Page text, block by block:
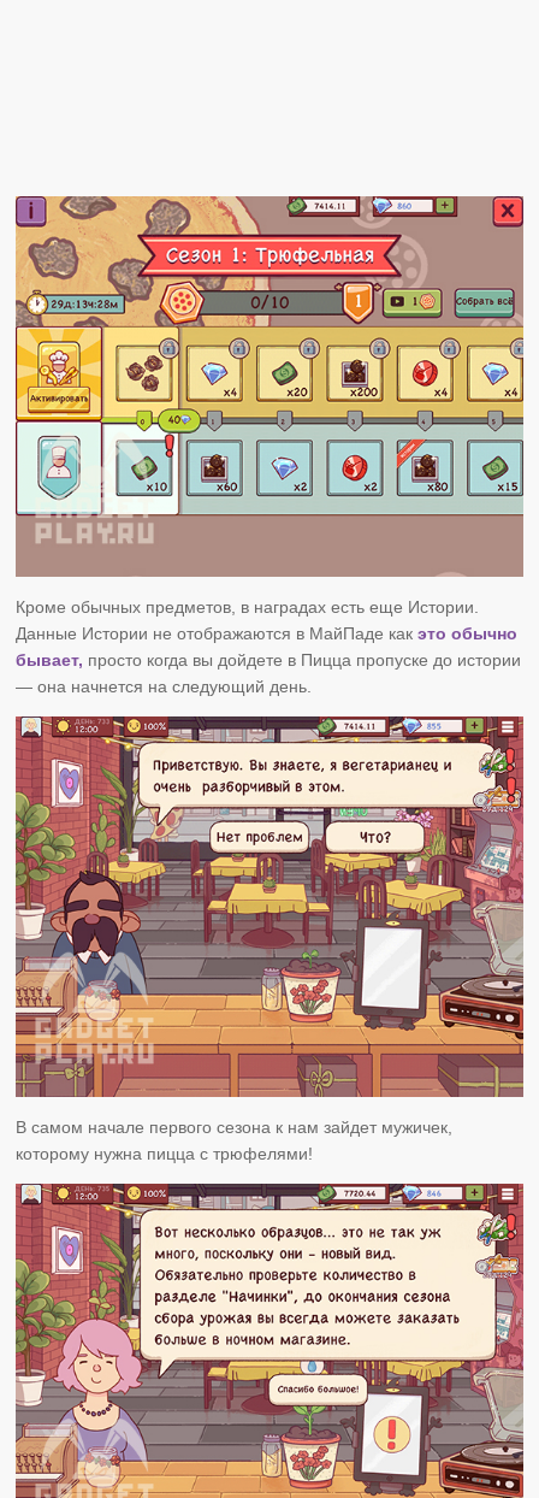
Кроме обычных предметов, в наградах есть еще Истории.
Данные Истории не отображаются в МайПаде какэто обычно
бывает, просто когда вы дойдете в Пицца пропуске до истории
— она начнется на следующий день.
В самом начале первого сезона к нам зайдет мужичек,
которому нужна пицца с трюфелями!